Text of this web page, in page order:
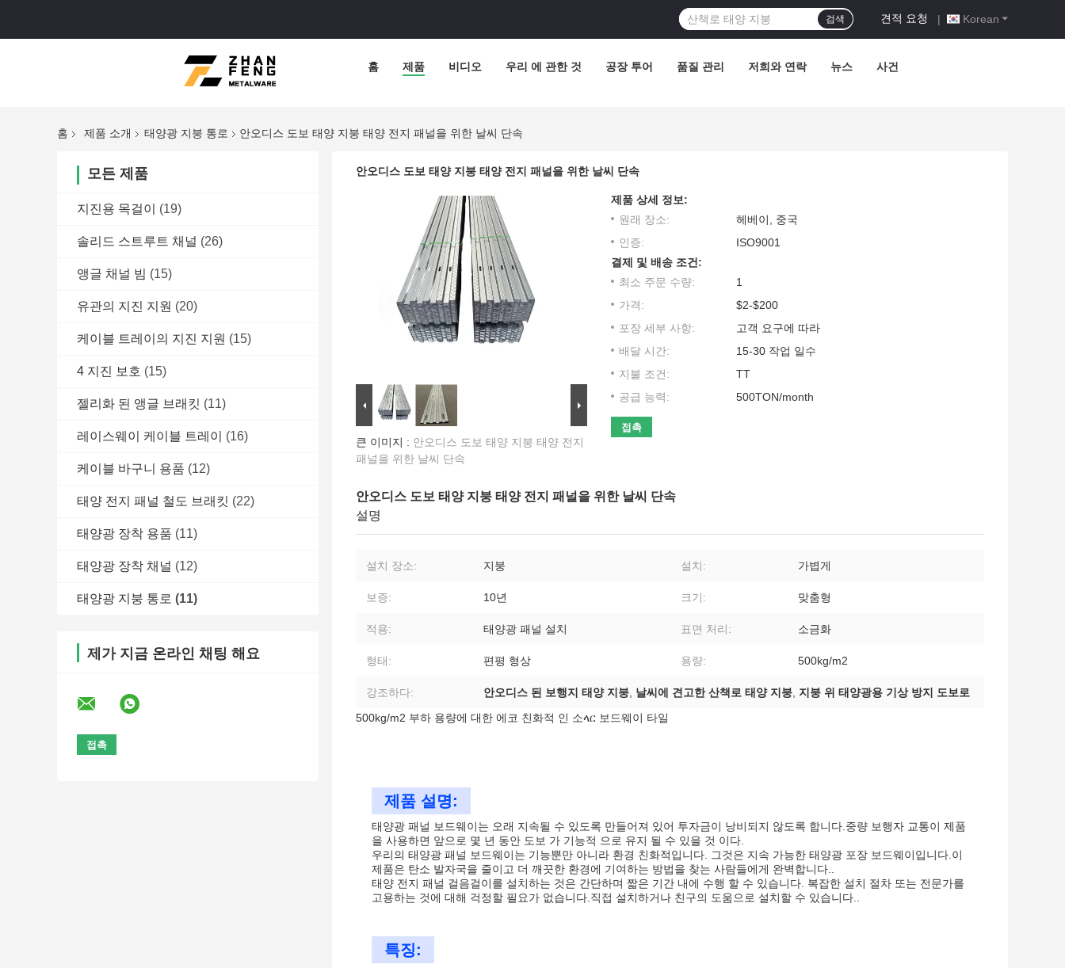
Korean
견적 요청 |
검색
홈 제품 비디오 우리 에 관한 것 공장 투어 품질 관리 저희와 연락 뉴스 사건
홈 제품 소개 태양광 지붕 통로 안오디스 도보 태양 지붕 태양 전지 패널을 위한 날씨 단속
모든 제품
지진용 목걸이 (19)
솔리드 스트루트 채널 (26)
앵글 채널 빔 (15)
유관의 지진 지원 (20)
케이블 트레이의 지진 지원 (15)
4 지진 보호 (15)
젤리화 된 앵글 브래킷 (11)
레이스웨이 케이블 트레이 (16)
케이블 바구니 용품 (12)
태양 전지 패널 철도 브래킷 (22)
태양광 장착 용품 (11)
태양광 장착 채널 (12)
태양광 지붕 통로 (11)
제가 지금 온라인 채팅 해요
안오디스 도보 태양 지붕 태양 전지 패널을 위한 날씨 단속
큰 이미지 : 안오디스 도보 태양 지붕 태양 전지
패널을 위한 날씨 단속
제품 상세 정보:
원래 장소:
헤베이, 중국
인증:
ISO9001
결제 및 배송 조건:
최소 주문 수량:
1
가격:
$2-$200
포장 세부 사항:
고객 요구에 따라
배달 시간:
15-30 작업 일수
지불 조건:
TT
공급 능력:
500TON/month
접촉
안오디스 도보 태양 지붕 태양 전지 패널을 위한 날씨 단속
설명
설치 장소: 지붕 설치: 가볍게
보증: 10년 크기: 맞춤형
적용: 태양광 패널 설치 표면 처리: 소금화
형태: 편평 형상 용량: 500kg/m2
강조하다: 안오디스 된 보행지 태양 지붕, 날씨에 견고한 산책로 태양 지붕, 지붕 위 태양광용 기상 방지 도보로
500kg/m2 부하 용량에 대한 에코 친화적 인 소ላር 보드웨이 타일
제품 설명:
태양광 패널 보드웨이는 오래 지속될 수 있도록 만들어져 있어 투자금이 낭비되지 않도록 합니다.중량 보행자 교통이 제품
을 사용하면 앞으로 몇 년 동안 도보 가 기능적 으로 유지 될 수 있을 것 이다.
우리의 태양광 패널 보드웨이는 기능뿐만 아니라 환경 친화적입니다. 그것은 지속 가능한 태양광 포장 보드웨이입니다.이
제품은 탄소 발자국을 줄이고 더 깨끗한 환경에 기여하는 방법을 찾는 사람들에게 완벽합니다..
태양 전지 패널 걸음걸이를 설치하는 것은 간단하며 짧은 기간 내에 수행 할 수 있습니다. 복잡한 설치 절차 또는 전문가를
고용하는 것에 대해 걱정할 필요가 없습니다.직접 설치하거나 친구의 도움으로 설치할 수 있습니다..
특징: